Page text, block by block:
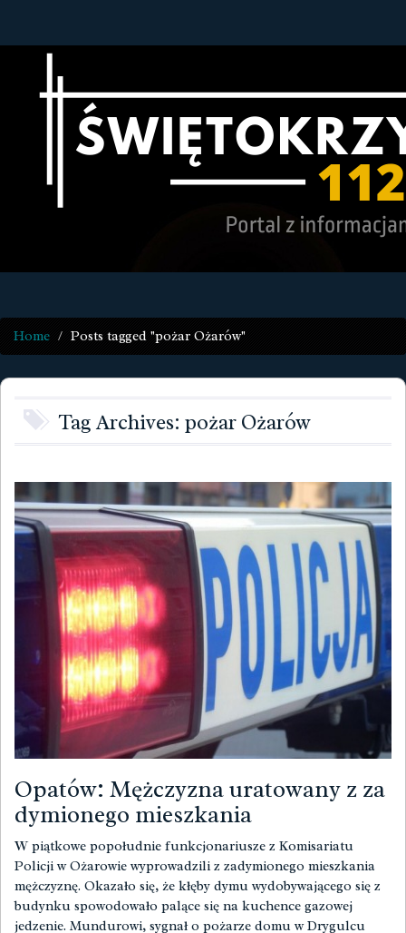
Home Posts tagged "pożar Ożarów"
Tag Archives: pożar Ożarów
Opatów: Mężczyzna uratowany z za
dymionego mieszkania
W piątkowe popołudnie funkcjonariusze z Komisariatu
Policji w Ożarowie wyprowadzili z zadymionego mieszkania
mężczyznę. Okazało się, że kłęby dymu wydobywającego się z
budynku spowodowało palące się na kuchence gazowej
jedzenie. Mundurowi, sygnał o pożarze domu w Drygulcu